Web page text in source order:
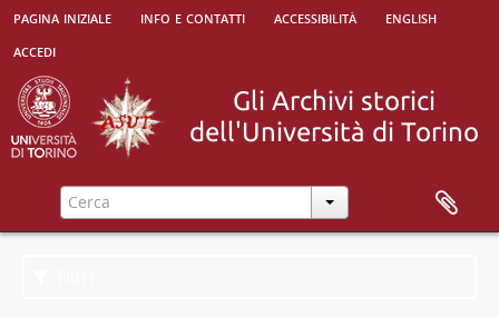
pagina iniziale info e contatti accessibilità
english
accedi